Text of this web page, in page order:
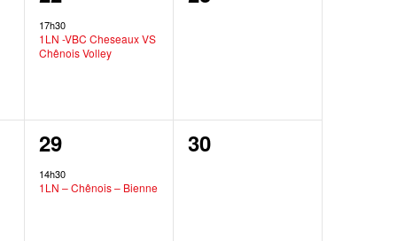
évènement,
17h30
1LN -VBC Cheseaux VS
Chênois Volley
1
évènement,
29
14h30
1LN – Chênois – Bienne
0
30